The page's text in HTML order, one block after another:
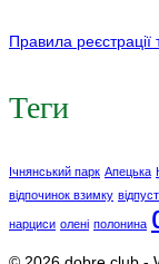
Правила
Теги
Ічнянський парк Апецька
відпочинок взимку
нарциси олені полонина